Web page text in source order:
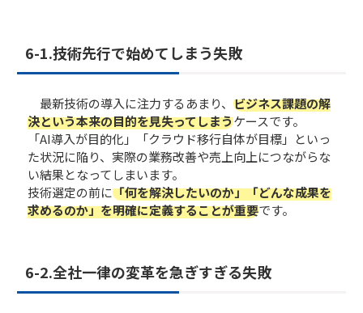
6-1.​​技術先行で始めてしまう失敗
最新技術の導入に注力するあまり、 ビジネス課題の解
決という本来の目的を見失ってしまうケースです。
「AI導入が目的化」「クラウド移行自体が目標」といっ
た状況に陥り、実際の業務改善や売上向上につながらな
い結果となってしまいます。
技術選定の前に「何を解決したいのか」「どんな成果を
求めるのか」を明確に定義することが重要です。
6-2.全社一律の変革を急ぎすぎる失敗